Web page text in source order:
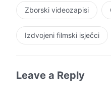
Tvojim krilima i nesreća
Svi dižemo glas u
Bog, praktični Bog,
Zborski videozapisi
Izdvojeni filmski isječci
Leave a Reply